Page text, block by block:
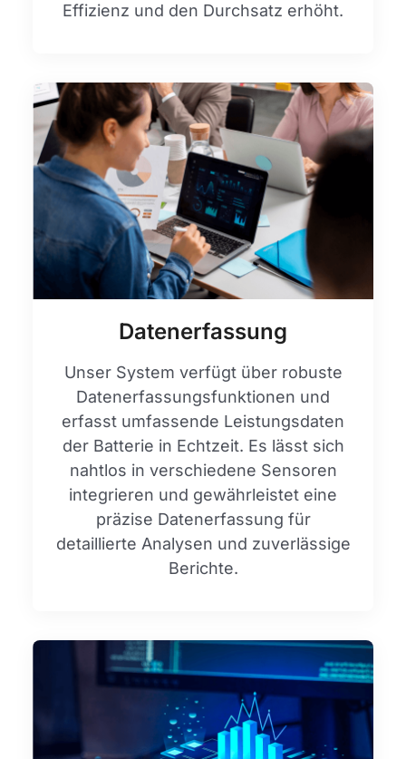
Effizienz und den Durchsatz erhöht.
Datenerfassung
Unser System verfügt über robuste
Datenerfassungsfunktionen und
erfasst umfassende Leistungsdaten
der Batterie in Echtzeit. Es lässt sich
nahtlos in verschiedene Sensoren
integrieren und gewährleistet eine
präzise Datenerfassung für
detaillierte Analysen und zuverlässige
Berichte.